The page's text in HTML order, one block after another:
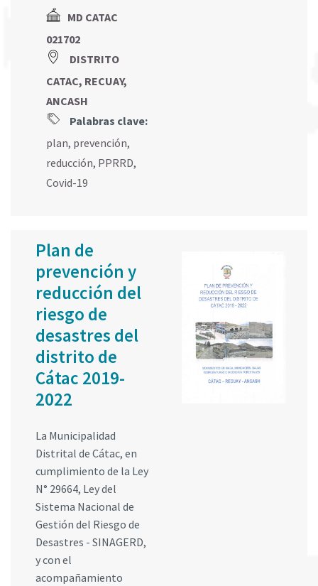
MD CATAC
021702
DISTRITO
CATAC, RECUAY,
ANCASH
Palabras clave:
plan, prevención,
reducción, PPRRD,
Covid-19
Plan de
prevención y
reducción del
riesgo de
desastres del
distrito de
Cátac 2019-
2022
La Municipalidad
Distrital de Cátac, en
cumplimiento de la Ley
N° 29664, Ley del
Sistema Nacional de
Gestión del Riesgo de
Desastres - SINAGERD,
y con el
acompañamiento